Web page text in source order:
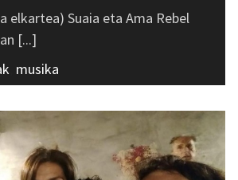
elkartea) Suaia eta Ama Rebel
[...]
musika